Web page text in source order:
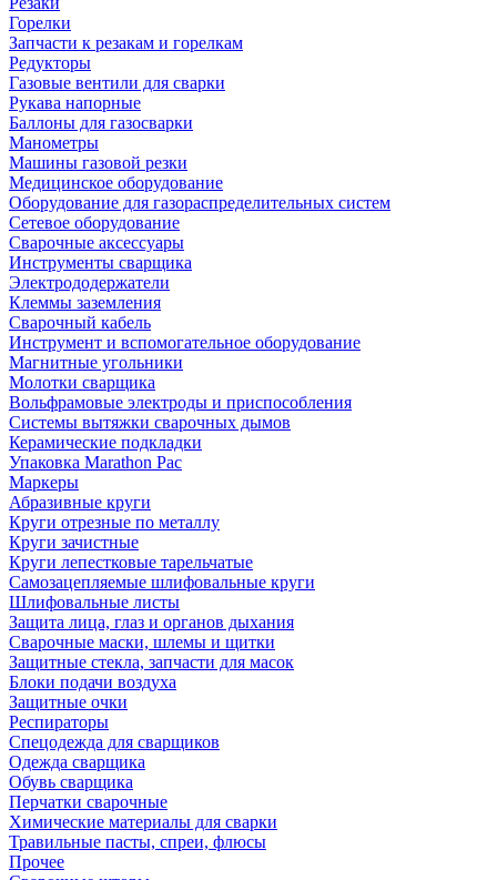
Горелки
Запчасти к резакам и горелкам
Редукторы
Газовые вентили для сварки
Рукава напорные
Баллоны для газосварки
Манометры
Машины газовой резки
Медицинское оборудование
Оборудование для газораспределительных систем
Сетевое оборудование
Сварочные аксессуары
Инструменты сварщика
Электрододержатели
Клеммы заземления
Сварочный кабель
Инструмент и вспомогательное оборудование
Магнитные угольники
Молотки сварщика
Вольфрамовые электроды и приспособления
Системы вытяжки сварочных дымов
Керамические подкладки
Упаковка Marathon Pac
Маркеры
Абразивные круги
Круги отрезные по металлу
Круги зачистные
Круги лепестковые тарельчатые
Самозацепляемые шлифовальные круги
Шлифовальные листы
Защита лица, глаз и органов дыхания
Сварочные маски, шлемы и щитки
Защитные стекла, запчасти для масок
Блоки подачи воздуха
Защитные очки
Респираторы
Спецодежда для сварщиков
Одежда сварщика
Обувь сварщика
Перчатки сварочные
Химические материалы для сварки
Травильные пасты, спреи, флюсы
Прочее